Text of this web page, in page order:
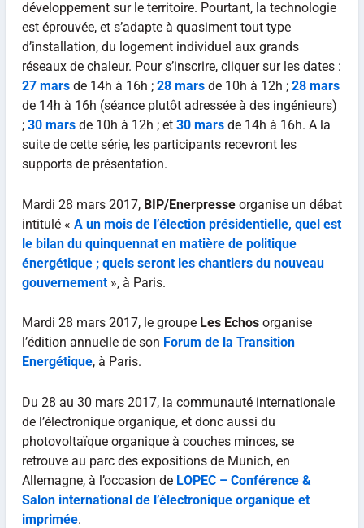
développement sur le territoire. Pourtant, la technologie
est éprouvée, et s’adapte à quasiment tout type
d’installation, du logement individuel aux grands
réseaux de chaleur. Pour s’inscrire, cliquer sur les dates :
27 marsde 14h à 16h ; 28 marsde 10h à 12h ; 28 mars
de 14h à 16h (séance plutôt adressée à des ingénieurs)
; 30 marsde 10h à 12h ; et 30 marsde 14h à 16h. A la
suite de cette série, les participants recevront les
supports de présentation.
Mardi 28 mars 2017, BIP/Enerpresseorganise un débat
intitulé « A un mois de l’élection présidentielle, quel est
le bilan du quinquennat en matière de politique
énergétique ; quels seront les chantiers du nouveau
gouvernement», à Paris.
Mardi 28 mars 2017, le groupe Les Echos organise
l’édition annuelle de son Forum de la Transition
Energétique, à Paris.
Du 28 au 30 mars 2017, la communauté internationale
de l’électronique organique, et donc aussi du
photovoltaïque organique à couches minces, se
retrouve au parc des expositions de Munich, en
Allemagne, à l’occasion de LOPEC – Conférence &
Salon international de l’électronique organique et
imprimée.